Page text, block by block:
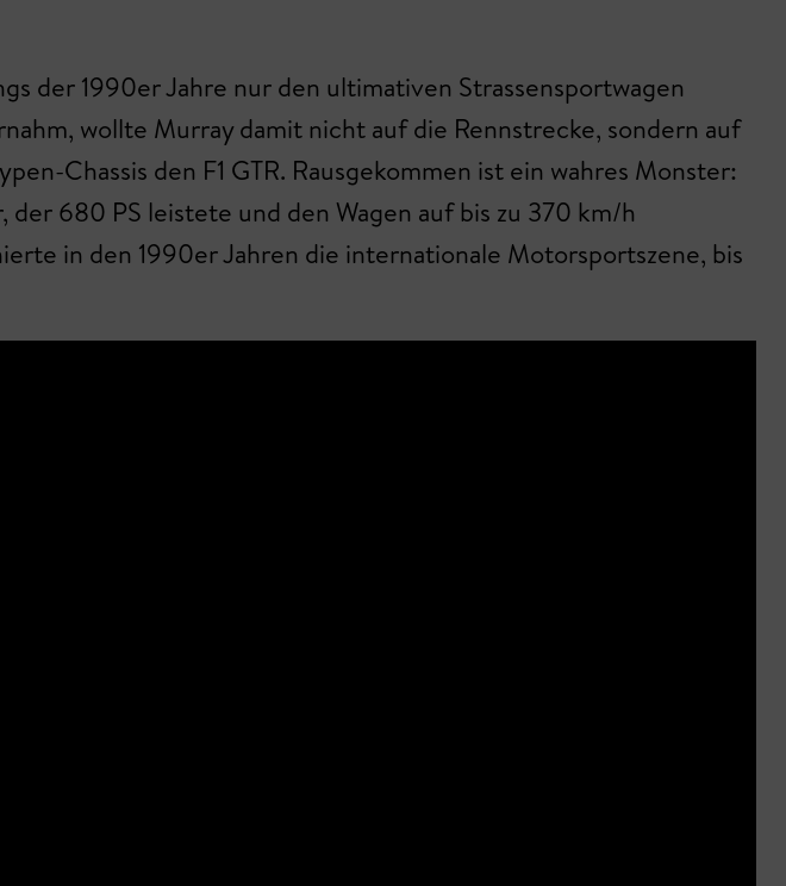
der 1990er Jahre nur den ultimativen Strassensportwagen
wollte Murray damit nicht auf die Rennstrecke, sondern auf
Chassis den F1 GTR. Rausgekommen ist ein wahres Monster:
680 PS leistete und den Wagen auf bis zu 370 km/h
in den 1990er Jahren die internationale Motorsportszene, bis